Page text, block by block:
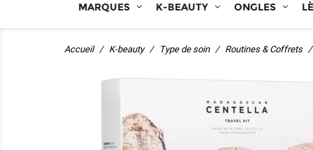
MARQUES K-BEAUTY ONGLES
Accueil K-beauty Type de soin Routines & Coffrets